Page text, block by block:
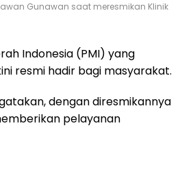
Gunawan saat meresmikan Klinik
Indonesia (PMI) yang
resmi hadir bagi masyarakat.
dengan diresmikannya
pelayanan